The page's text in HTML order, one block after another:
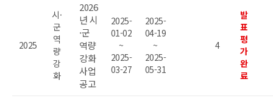
2025
시·
군
역
량
강
화
2026
년 시
·군
역량
강화
사업
공고
2025-
01-02
~
2025-
03-27
2025-
04-19
~
2025-
05-31
4
발
표
평
가
완
료